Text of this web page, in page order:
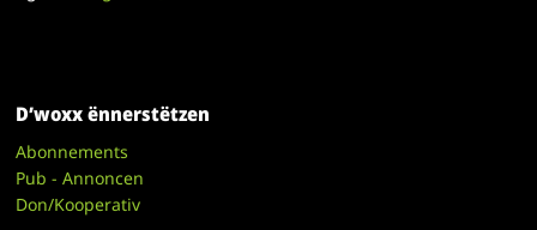
D’woxx ënnerstëtzen
Abonnements
Pub - Annoncen
Don/Kooperativ